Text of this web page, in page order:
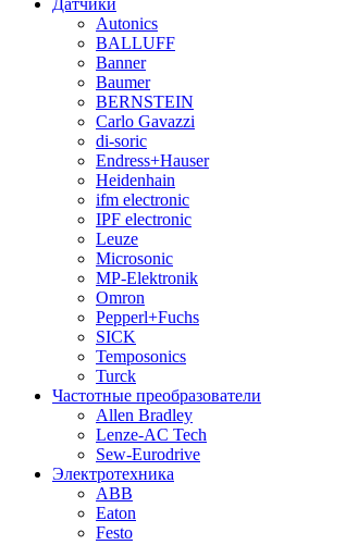
Датчики
Autonics
BALLUFF
Banner
Baumer
BERNSTEIN
Carlo Gavazzi
di-soric
Endress+Hauser
Heidenhain
ifm electronic
IPF electronic
Leuze
Microsonic
MP-Elektronik
Omron
Pepperl+Fuchs
SICK
Temposonics
Turck
Частотные преобразователи
Allen Bradley
Lenze-AC Tech
Sew-Eurodrive
Электротехника
ABB
Eaton
Festo